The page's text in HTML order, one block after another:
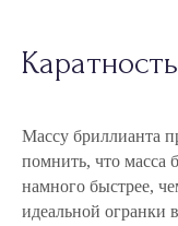
Каратность